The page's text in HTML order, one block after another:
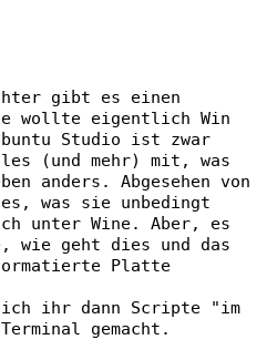
gibt es einen
wollte eigentlich Win
Studio ist zwar
(und mehr) mit, was
anders. Abgesehen von
was sie unbedingt
unter Wine. Aber, es
wie geht dies und das
Platte
ich ihr dann Scripte "im
gemacht.